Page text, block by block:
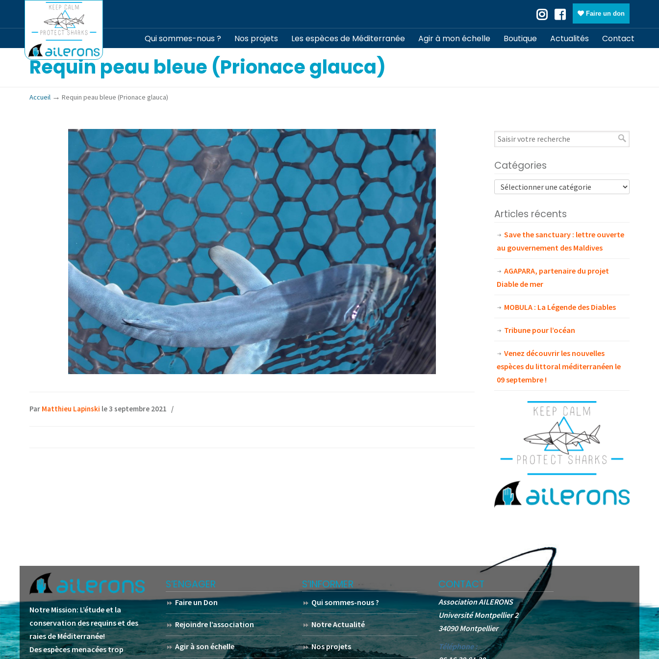
Faire un don
Qui sommes-nous ? Nos projets Les espèces de Méditerranée Agir à mon échelle Boutique Actualités Contact
Requin peau bleue (Prionace glauca)
Accueil →Requin peau bleue (Prionace glauca)
Par Matthieu Lapinski le 3 septembre 2021 /
Catégories
Articles récents
Save the sanctuary : lettre ouverte
au gouvernement des Maldives
AGAPARA, partenaire du projet
Diable de mer
MOBULA : La Légende des Diables
Tribune pour l’océan
Venez découvrir les nouvelles
espèces du littoral méditerranéen le
09 septembre !
Notre Mission: L’étude et la
conservation des requins et des
raies de Méditerranée!
Des espèces menacées trop
S’ENGAGER
Faire un Don
Rejoindre l’association
Agir à son échelle
S’INFORMER
Qui sommes-nous ?
Notre Actualité
Nos projets
CONTACT
Association AILERONS
Université Montpellier 2
34090 Montpellier
Téléphone :